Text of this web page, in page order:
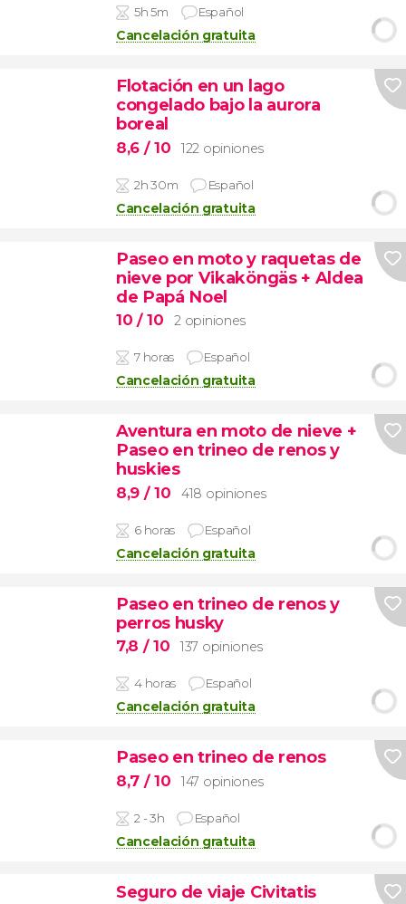
5h 5m Español
Cancelación gratuita
Flotación en un lago
congelado bajo la aurora
boreal
8,6 / 10 122 opiniones
2h 30m Español
Cancelación gratuita
Paseo en moto y raquetas de
nieve por Vikaköngäs + Aldea
de Papá Noel
10 / 10 2 opiniones
7 horas Español
Cancelación gratuita
Aventura en moto de nieve +
Paseo en trineo de renos y
huskies
8,9 / 10 418 opiniones
6 horas Español
Cancelación gratuita
Paseo en trineo de renos y
perros husky
7,8 / 10 137 opiniones
4 horas Español
Cancelación gratuita
Paseo en trineo de renos
8,7 / 10 147 opiniones
2 - 3h Español
Cancelación gratuita
Seguro de viaje Civitatis